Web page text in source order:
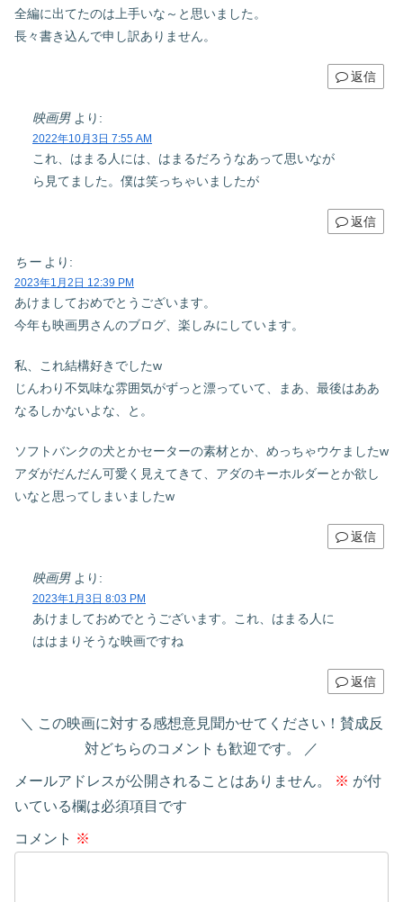
全編に出てたのは上手いな～と思いました。
長々書き込んで申し訳ありません。
返信
映画男 より:
2022年10月3日 7:55 AM
これ、はまる人には、はまるだろうなあって思いなが
ら見てました。僕は笑っちゃいましたが
返信
ちー より:
2023年1月2日 12:39 PM
あけましておめでとうございます。
今年も映画男さんのブログ、楽しみにしています。
私、これ結構好きでしたw
じんわり不気味な雰囲気がずっと漂っていて、まあ、最後はああ
なるしかないよな、と。
ソフトバンクの犬とかセーターの素材とか、めっちゃウケましたw
アダがだんだん可愛く見えてきて、アダのキーホルダーとか欲し
いなと思ってしまいましたw
返信
映画男 より:
2023年1月3日 8:03 PM
あけましておめでとうございます。これ、はまる人に
ははまりそうな映画ですね
返信
この映画に対する感想意見聞かせてください！賛成反
対どちらのコメントも歓迎です。
メールアドレスが公開されることはありません。 ※ が付
いている欄は必須項目です
コメント ※